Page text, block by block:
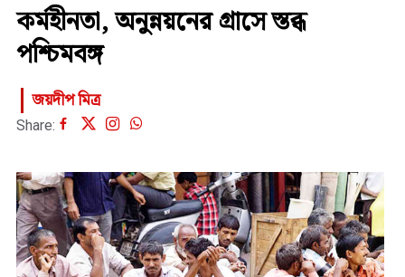
কর্মহীনতা, অনুন্নয়নের গ্রাসে স্তব্ধ
পশ্চিমবঙ্গ
জয়দীপ মিত্র
Share: